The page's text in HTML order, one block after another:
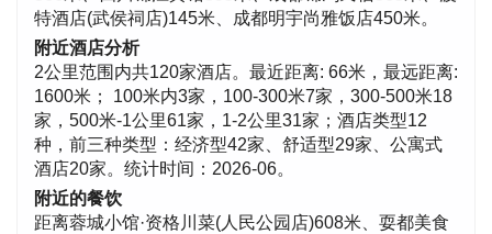
特酒店(武侯祠店)145米、成都明宇尚雅饭店450米。
附近酒店分析
2公里范围内共120家酒店。最近距离: 66米，最远距离:
1600米； 100米内3家，100-300米7家，300-500米18
家，500米-1公里61家，1-2公里31家；酒店类型12
种，前三种类型：经济型42家、舒适型29家、公寓式
酒店20家。统计时间：2026-06。
附近的餐饮
距离蓉城小馆·资格川菜(人民公园店)608米、耍都美食